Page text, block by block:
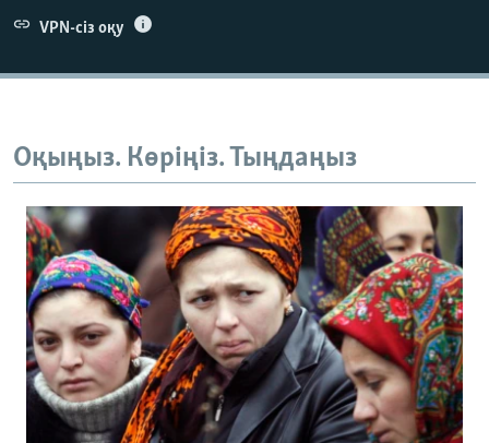
VPN-сіз оқу
Оқыңыз. Көріңіз. Тыңдаңыз